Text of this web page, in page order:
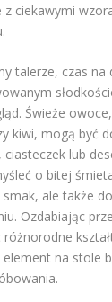
z ciekawymi
talerze, czas na
Świeże
kiwi, mogą być
lub
o bitej
ale także
Ozdabiając
na stole